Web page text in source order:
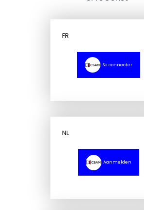
FR
Se connecter
NL
Aanmelden